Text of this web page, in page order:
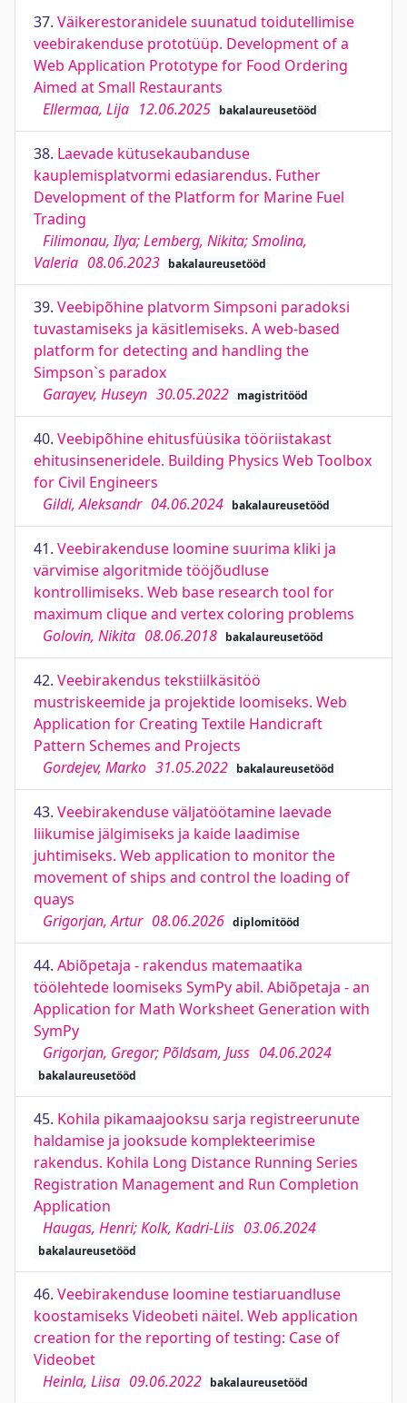
37. Väikerestoranidele suunatud toidutellimise
veebirakenduse prototüüp. Development of a
Web Application Prototype for Food Ordering
Aimed at Small Restaurants
Ellermaa, Lija 12.06.2025 bakalaureusetööd
38. Laevade kütusekaubanduse
kauplemisplatvormi edasiarendus. Futher
Development of the Platform for Marine Fuel
Trading
Filimonau, Ilya; Lemberg, Nikita; Smolina,
Valeria 08.06.2023 bakalaureusetööd
39. Veebipõhine platvorm Simpsoni paradoksi
tuvastamiseks ja käsitlemiseks. A web-based
platform for detecting and handling the
Simpson`s paradox
Garayev, Huseyn 30.05.2022 magistritööd
40. Veebipõhine ehitusfüüsika tööriistakast
ehitusinseneridele. Building Physics Web Toolbox
for Civil Engineers
Gildi, Aleksandr 04.06.2024 bakalaureusetööd
41. Veebirakenduse loomine suurima kliki ja
värvimise algoritmide tööjõudluse
kontrollimiseks. Web base research tool for
maximum clique and vertex coloring problems
Golovin, Nikita 08.06.2018 bakalaureusetööd
42. Veebirakendus tekstiilkäsitöö
mustriskeemide ja projektide loomiseks. Web
Application for Creating Textile Handicraft
Pattern Schemes and Projects
Gordejev, Marko 31.05.2022 bakalaureusetööd
43. Veebirakenduse väljatöötamine laevade
liikumise jälgimiseks ja kaide laadimise
juhtimiseks. Web application to monitor the
movement of ships and control the loading of
quays
Grigorjan, Artur 08.06.2026 diplomitööd
44. Abiõpetaja - rakendus matemaatika
töölehtede loomiseks SymPy abil. Abiõpetaja - an
Application for Math Worksheet Generation with
SymPy
Grigorjan, Gregor; Põldsam, Juss 04.06.2024
bakalaureusetööd
45. Kohila pikamaajooksu sarja registreerunute
haldamise ja jooksude komplekteerimise
rakendus. Kohila Long Distance Running Series
Registration Management and Run Completion
Application
Haugas, Henri; Kolk, Kadri-Liis 03.06.2024
bakalaureusetööd
46. Veebirakenduse loomine testiaruandluse
koostamiseks Videobeti näitel. Web application
creation for the reporting of testing: Case of
Videobet
Heinla, Liisa 09.06.2022 bakalaureusetööd